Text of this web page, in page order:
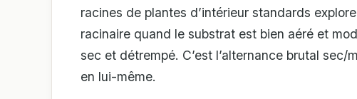
racines de plantes d’intérieur standards
racinaire quand le substrat est bien aéré et
sec et détrempé. C’est l’alternance brutal sec/
en lui-même.